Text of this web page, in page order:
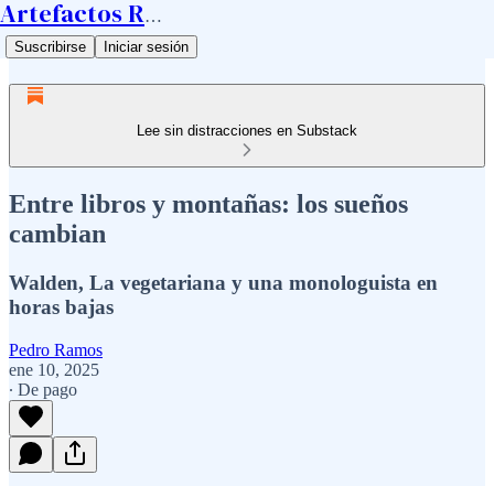
Artefactos Ramos
Suscribirse Iniciar sesión
Lee sin distracciones en Substack
Entre libros y montañas: los sueños
cambian
Walden, La vegetariana y una monologuista en
horas bajas
Pedro Ramos
ene 10, 2025
∙ De pago